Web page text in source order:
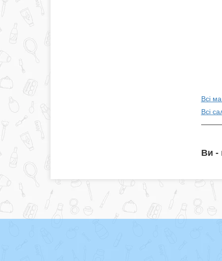
Всі
Всі
Ви -